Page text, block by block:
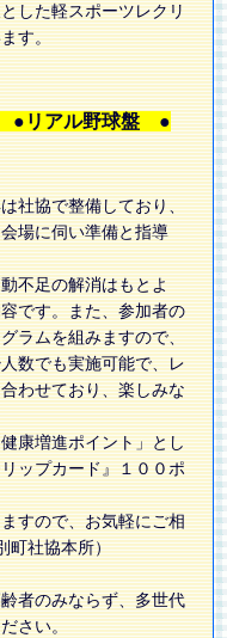
した軽スポーツレクリ
す。
●リアル野球盤 ●
社協で整備しており、
場に伺い準備と指導
不足の解消はもとよ
です。また、参加者の
ラムを組みますので、
数でも実施可能で、レ
わせており、楽しみな
康増進ポイント」とし
ップカード』１００ポ
すので、お気軽にご相
町社協本所）
者のみならず、多世代
さい。